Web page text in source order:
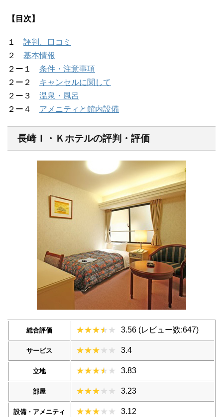
【目次】
１ 評判、口コミ
２ 基本情報
２ー１ 条件・注意事項
２ー２ キャンセルに関して
２ー３ 温泉・風呂
２ー４ アメニティと館内設備
長崎Ｉ・Ｋホテルの評判・評価
総合評価 3.56 (レビュー数:647)
サービス 3.4
立地 3.83
部屋 3.23
設備・アメニティ 3.12